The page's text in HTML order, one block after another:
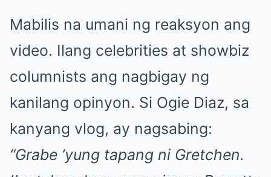
Mabilis na umani ng reaksyon ang
video. Ilang celebrities at showbiz
columnists ang nagbigay ng
kanilang opinyon. Si Ogie Diaz, sa
kanyang vlog, ay nagsabing:
“Grabe ‘yung tapang ni Gretchen.